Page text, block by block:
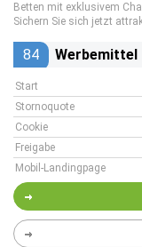
Betten mit exklusivem
Sichern Sie sich jetzt
84 Werbemittel
Start
Stornoquote
Cookie
Freigabe
Mobil-Landingpage